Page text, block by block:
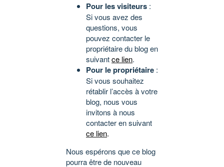
Pour les visiteurs :
Si vous avez des
questions, vous
pouvez contacter le
propriétaire du blog en
suivantce lien.
Pour le propriétaire :
Si vous souhaitez
rétablir l’accès à votre
blog, nous vous
invitons à nous
contacter en suivant
ce lien.
Nous espérons que ce blog
pourra être de nouveau